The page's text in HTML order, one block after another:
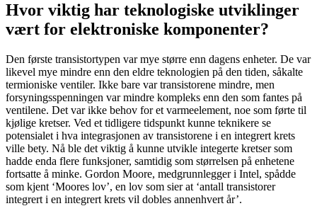
Hvor viktig har teknologiske utviklinger
vært for elektroniske komponenter?
Den første transistortypen var mye større enn dagens enheter. De var
likevel mye mindre enn den eldre teknologien på den tiden, såkalte
termioniske ventiler. Ikke bare var transistorene mindre, men
forsyningsspenningen var mindre kompleks enn den som fantes på
ventilene. Det var ikke behov for et varmeelement, noe som førte til
kjølige kretser. Ved et tidligere tidspunkt kunne teknikere se
potensialet i hva integrasjonen av transistorene i en integrert krets
ville bety. Nå ble det viktig å kunne utvikle integerte kretser som
hadde enda flere funksjoner, samtidig som størrelsen på enhetene
fortsatte å minke. Gordon Moore, medgrunnlegger i Intel, spådde
som kjent ‘Moores lov’, en lov som sier at ‘antall transistorer
integrert i en integrert krets vil dobles annenhvert år’.